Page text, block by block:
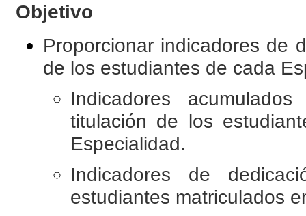
Objetivo
Proporcionar indicadores de
de los estudiantes de cada
Indicadores
titulación de los
Especialidad.
Indicadores de
estudiantes matriculados